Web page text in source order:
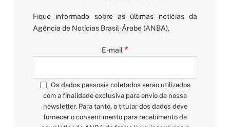
Fique informado sobre as últimas notícias da
Agência de Notícias Brasil-Árabe (ANBA).
E-mail*
Os dados pessoais coletados serão utilizados
com a finalidade exclusiva para envio de nossa
newsletter. Para tanto, o titular dos dados deve
fornecer o consentimento para recebimento da